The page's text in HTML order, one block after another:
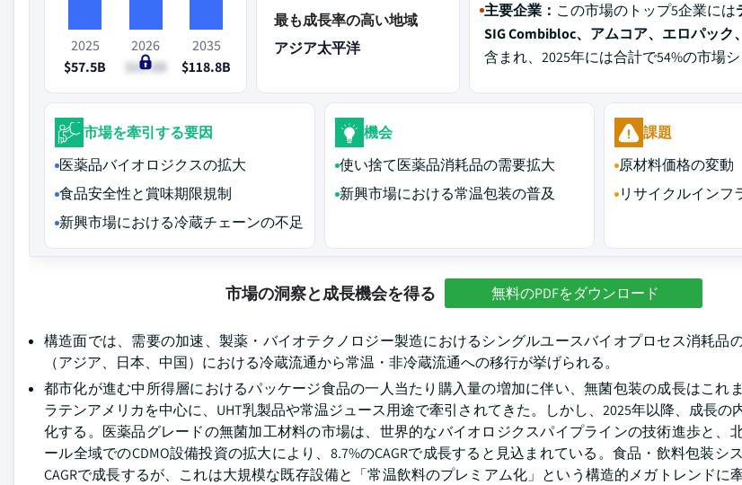
2025
$57.5B
2026
$61.8B
2035
$118.8B
最も成長率の高い地域
アジア太平洋
主要企業： この市場のトップ5企業には
SIG Combibloc、アムコア、エロパック
含まれ、2025年には合計で54%の市場シ
市場を牽引する要因
医薬品バイオロジクスの拡大
食品安全性と賞味期限規制
新興市場における冷蔵チェーンの不足
機会
使い捨て医薬品消耗品の需要拡大
新興市場における常温包装の普及
課題
原材料価格の変動
リサイクルインフ
市場の洞察と成長機会を得る 無料のPDFをダウンロード
構造面では、需要の加速、製薬・バイオテクノロジー製造におけるシングルユースバイオプロセス消耗品
（アジア、日本、中国）における冷蔵流通から常温・非冷蔵流通への移行が挙げられる。
都市化が進む中所得層におけるパッケージ食品の一人当たり購入量の増加に伴い、無菌包装の成長はこれ
ラテンアメリカを中心に、UHT乳製品や常温ジュース用途で牽引されてきた。しかし、2025年以降、成長の
化する。医薬品グレードの無菌加工材料の市場は、世界的なバイオロジクスパイプラインの技術進歩と、
ール全域でのCDMO設備投資の拡大により、8.7%のCAGRで成長すると見込まれている。食品・飲料包装シ
CAGRで成長するが、これは大規模な既存設備と「常温飲料のプレミアム化」という構造的メガトレンドに